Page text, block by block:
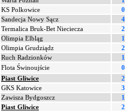
KS Polkowice
Sandecja Nowy Sącz
Termalica Bruk-Bet Nieciecza
Olimpia Elbląg
Olimpia Grudziądz
Ruch Radzionków
Flota Świnoujście
Piast Gliwice
GKS Katowice
Zawisza Bydgoszcz
Piast Gliwice